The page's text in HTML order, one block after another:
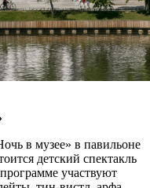
в музее» в павильоне
детский спектакль
участвуют